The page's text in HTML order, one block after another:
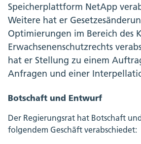
Speicherplattform NetApp
Weitere hat er
Optimierungen im Bereich des
Erwachsenenschutzrechts
hat er Stellung zu einem
Anfragen und einer
Botschaft und Entwurf
Der Regierungsrat hat Botschaft
folgendem Geschäft verabschiedet: